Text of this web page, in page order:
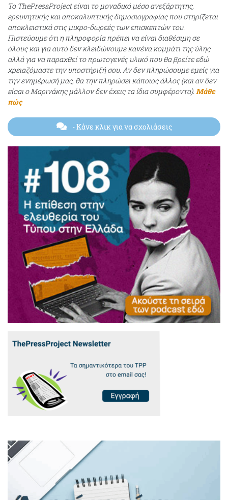
Το ThePressProject είναι το μοναδικό μέσο ανεξάρτητης,
ερευνητικής και αποκαλυπτικής δημοσιογραφίας που στηρίζεται
αποκλειστικά στις μικρο-δωρεές των επισκεπτών του.
Πιστεύουμε ότι η πληροφορία πρέπει να είναι διαθέσιμη σε
όλους και για αυτό δεν κλειδώνουμε κανένα κομμάτι της ύλης
αλλά για να παραχθεί το πρωτογενές υλικό που θα βρείτε εδώ
χρειαζόμαστε την υποστήριξή σου. Αν δεν πληρώσουμε εμείς για
την ενημέρωσή μας, θα την πληρώσει κάποιος άλλος (και αν δεν
είσαι ο Μαρινάκης μάλλον δεν έχεις τα ίδια συμφέροντα). Μάθε
πώς
- Κάνε κλικ για να σχολιάσεις